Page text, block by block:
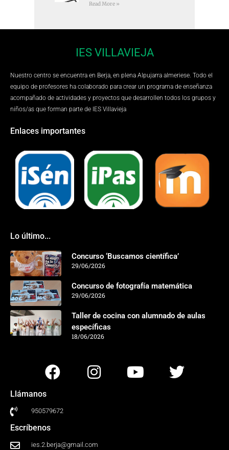
Read More »
IES VILLAVIEJA
Nuestro centro se encuentra en Berja, en plena Alpujarra almeriese. Todo el
equipo de profesores ha colaborado para crear un programa de enseñanza
acompañado de actividades y proyectos que desarrollen todos los grupos y
niños/as que forman parte de IES Villavieja
Enlaces importantes
Lo último...
Concurso ‘Buscamos científica’
29/06/2026
Concurso de fotografía matemática
29/06/2026
Taller de cocina con alumnado de aulas
específicas
18/06/2026
Llámanos
950579672
Escríbenos
ies.2.berja@gmail.com